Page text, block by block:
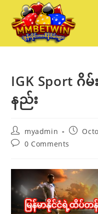
content
IGK Sport ဂိ
နည်း
Post
author:
myadmin
Post
Post0 Comments